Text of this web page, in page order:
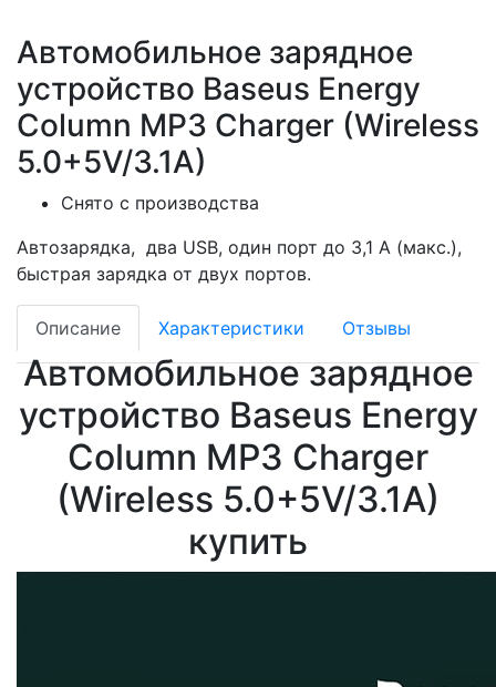
Автомобильное зарядное
устройство Baseus Energy
Column MP3 Charger (Wireless
5.0+5V/3.1A)
Снято с производства
Автозарядка, два USB, один порт до 3,1 А (макс.),
быстрая зарядка от двух портов.
Описание Характеристики Отзывы
Автомобильное зарядное
устройство Baseus Energy
Column MP3 Charger
(Wireless 5.0+5V/3.1A)
купить